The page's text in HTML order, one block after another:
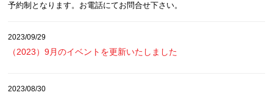
予約制となります。お電話にてお問合せ下さい。
2023/09/29
（2023）9月のイベントを更新いたしました
2023/08/30